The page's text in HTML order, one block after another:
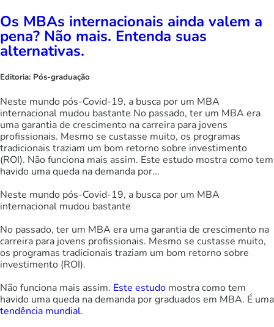
Os MBAs internacionais ainda valem a
pena? Não mais. Entenda suas
alternativas.
Editoria: Pós-graduação
Neste mundo pós-Covid-19, a busca por um MBA
internacional mudou bastante No passado, ter um MBA era
uma garantia de crescimento na carreira para jovens
profissionais. Mesmo se custasse muito, os programas
tradicionais traziam um bom retorno sobre investimento
(ROI). Não funciona mais assim. Este estudo mostra como tem
havido uma queda na demanda por...
Neste mundo pós-Covid-19, a busca por um MBA
internacional mudou bastante
No passado, ter um MBA era uma garantia de crescimento na
carreira para jovens profissionais. Mesmo se custasse muito,
os programas tradicionais traziam um bom retorno sobre
investimento (ROI).
Não funciona mais assim. Este estudo mostra como tem
havido uma queda na demanda por graduados em MBA. É uma
tendência mundial.